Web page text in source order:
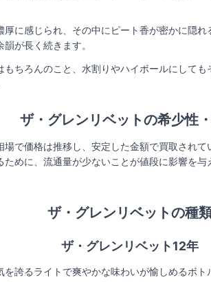
に感じられ、その中にピート香が密かに隠
が長く続きます。
ちろんのこと、水割りやハイボールにして
ザ・グレンリベットの希少性
で価格は推移し、安定した金額で買取され
めに、流通量が少ないことが値段に影響を
ザ・グレンリベットの種
ザ・グレンリベット12年
誇るライトで爽やかな味わいが愉しめるボ